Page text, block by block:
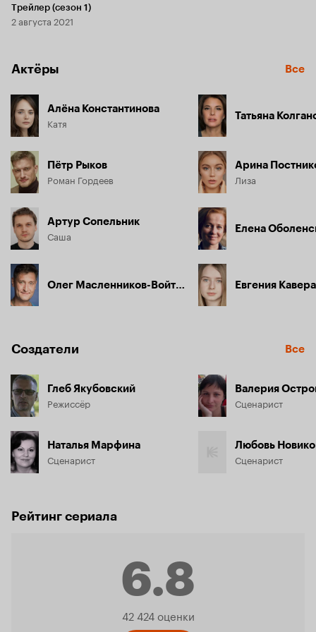
Трейлер (сезон 1)
2 августа 2021
Актёры Все
Алёна Константинова
Катя
Пётр Рыков
Роман Гордеев
Артур Сопельник
Саша
Олег Масленников-Войтов
Татьяна
Арина
Лиза
Елена
Евгения
Создатели Все
Глеб Якубовский
Режиссёр
Наталья Марфина
Сценарист
Валерия
Сценарист
Любовь
Сценарист
Рейтинг сериала
6.8
Рейтинг
42 424 оценки